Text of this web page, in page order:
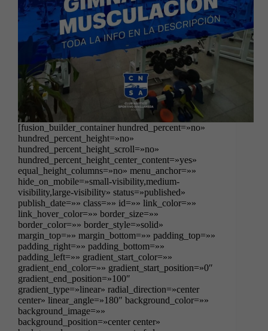
[fusion_builder_container hundred_percent=»no»
hundred_percent_height=»no»
hundred_percent_height_scroll=»no»
hundred_percent_height_center_content=»yes»
equal_height_columns=»no» menu_anchor=»»
hide_on_mobile=»small-visibility,medium-
visibility,large-visibility» status=»published»
publish_date=»» class=»» id=»» link_color=»»
link_hover_color=»» border_size=»»
border_color=»» border_style=»solid»
margin_top=»» margin_bottom=»» padding_top=»»
padding_right=»» padding_bottom=»»
padding_left=»» gradient_start_color=»»
gradient_end_color=»» gradient_start_position=»0″
gradient_end_position=»100″
gradient_type=»linear» radial_direction=»center
center» linear_angle=»180″ background_color=»»
background_image=»»
background_position=»center center»